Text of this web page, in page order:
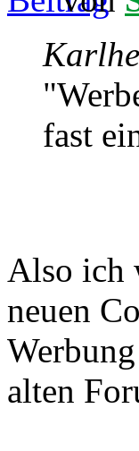
fast
Also ich
neuen
alten